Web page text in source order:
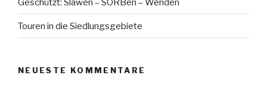
Touren in die Siedlungsgebiete
NEUESTE KOMMENTARE